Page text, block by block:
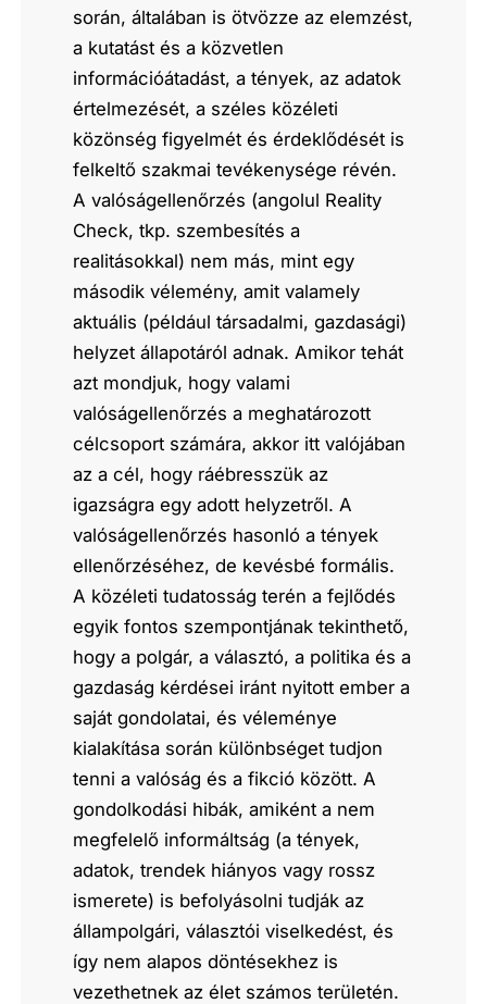
során, általában is ötvözze az elemzést,
a kutatást és a közvetlen
információátadást, a tények, az adatok
értelmezését, a széles közéleti
közönség figyelmét és érdeklődését is
felkeltő szakmai tevékenysége révén.
A valóságellenőrzés (angolul Reality
Check, tkp. szembesítés a
realitásokkal) nem más, mint egy
második vélemény, amit valamely
aktuális (például társadalmi, gazdasági)
helyzet állapotáról adnak. Amikor tehát
azt mondjuk, hogy valami
valóságellenőrzés a meghatározott
célcsoport számára, akkor itt valójában
az a cél, hogy ráébresszük az
igazságra egy adott helyzetről. A
valóságellenőrzés hasonló a tények
ellenőrzéséhez, de kevésbé formális.
A közéleti tudatosság terén a fejlődés
egyik fontos szempontjának tekinthető,
hogy a polgár, a választó, a politika és a
gazdaság kérdései iránt nyitott ember a
saját gondolatai, és véleménye
kialakítása során különbséget tudjon
tenni a valóság és a fikció között. A
gondolkodási hibák, amiként a nem
megfelelő informáltság (a tények,
adatok, trendek hiányos vagy rossz
ismerete) is befolyásolni tudják az
állampolgári, választói viselkedést, és
így nem alapos döntésekhez is
vezethetnek az élet számos területén.